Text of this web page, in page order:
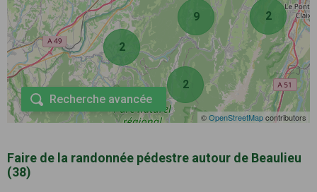
2
2
2
9
©OpenStreetMapcontributors
Recherche avancée
Faire de la randonnée pédestre autour de Beaulieu
(38)